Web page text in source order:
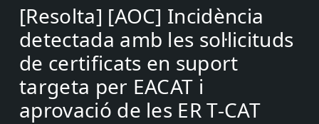
[Resolta] [AOC] Incidència
detectada amb les sol·licituds
de certificats en suport
targeta per EACAT i
aprovació de les ER T-CAT